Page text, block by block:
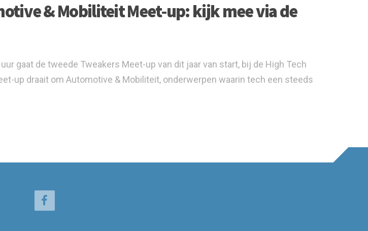
& Mobiliteit Meet-up: kijk mee via de
gaat de tweede Tweakers Meet-up van dit jaar van start, bij de High Tech
up draait om Automotive & Mobiliteit, onderwerpen waarin tech een steeds